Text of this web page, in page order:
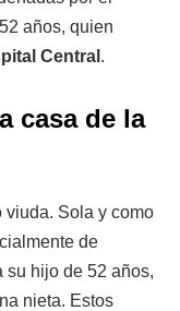
años, quien
Central .
casa de la
viuda. Sola y como
de
su hijo de 52 años,
nieta. Estos